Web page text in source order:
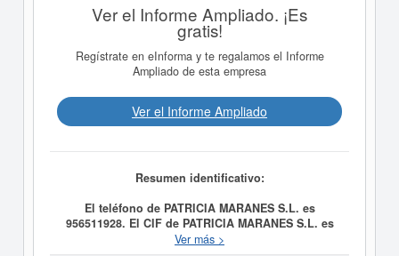
Ver el Informe Ampliado. ¡Es
gratis!
Regístrate en eInforma y te regalamos el Informe
Ampliado de esta empresa
Ver el Informe Ampliado
Resumen identificativo:
El teléfono de PATRICIA MARANES S.L. es
956511928. El CIF de PATRICIA MARANES S.L. es
La finalidad de la empresa
Ver más >